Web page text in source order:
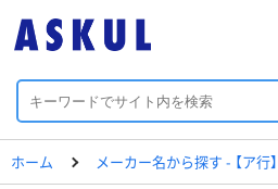
ホーム メーカー名から探す - 【ア行】